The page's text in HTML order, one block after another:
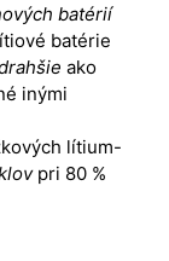
batérií
batérie
ako
inými
lítium-
pri 80 %